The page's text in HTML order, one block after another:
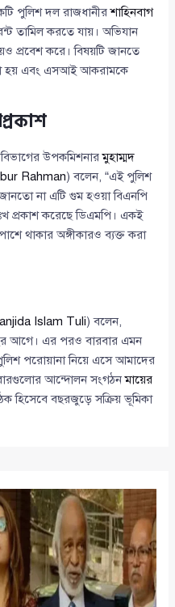
পুলিশ দল রাজধানীরশাহিনবাগ
তামিল করতে যায়। অভিযান
প্রবেশ করে। বিষয়টি জানতে
হয় এবং এসআই আকরামকে
বিভাগের উপকমিশনারমুহাম্মদ
Rahman) বলেন, “এই পুলিশ
জানতো না এটি গুম হওয়া বিএনপি
প্রকাশ করেছে ডিএমপি। একই
থাকার অঙ্গীকারও ব্যক্ত করা
Islam Tuli) বলেন,
আগে। এর পরও বারবার এমন
পরোয়ানা নিয়ে এসে আমাদের
আন্দোলন সংগঠনমায়ের
হিসেবে বছরজুড়ে সক্রিয় ভূমিকা